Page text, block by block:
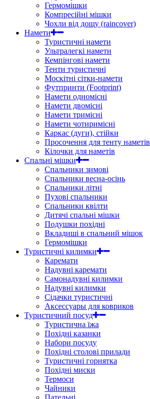
Гермомішки
Компресійні мішки
Чохли від дощу (raincover)
Намети
Туристичні намети
Ультралегкі намети
Кемпінгові намети
Тенти туристичні
Москітні сітки-намети
Футпринти (Footprint)
Намети одномісні
Намети двомісні
Намети тримісні
Намети чотиримісні
Каркас (дуги), стійки
Просочення для тенту наметів
Кілочки для наметів
Спальні мішки
Спальники зимові
Спальники весна-осінь
Спальники літні
Пухові спальники
Спальники квілти
Дитячі спальні мішки
Подушки похідні
Вкладиші в спальний мішок
Гермомішки
Туристичні килимки
Каремати
Надувні каремати
Самонадувні килимки
Надувні килимки
Сідачки туристичні
Аксессуары для ковриков
Туристичний посуд
Туристична їжа
Похідні казанки
Набори посуду
Похідні столові прилади
Туристичні горнятка
Похідні миски
Термоси
Чайники
Пательні